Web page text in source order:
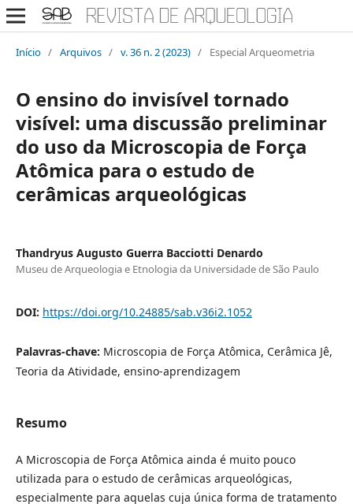
Início / Arquivos / v. 36 n. 2 (2023) / Especial Arqueometria
O ensino do invisível tornado
visível: uma discussão preliminar
do uso da Microscopia de Força
Atômica para o estudo de
cerâmicas arqueológicas
Thandryus Augusto Guerra Bacciotti Denardo
Museu de Arqueologia e Etnologia da Universidade de São Paulo
DOI: https://doi.org/10.24885/sab.v36i2.1052
Palavras-chave: Microscopia de Força Atômica, Cerâmica Jê,
Teoria da Atividade, ensino-aprendizagem
Resumo
A Microscopia de Força Atômica ainda é muito pouco
utilizada para o estudo de cerâmicas arqueológicas,
especialmente para aquelas cuja única forma de tratamento